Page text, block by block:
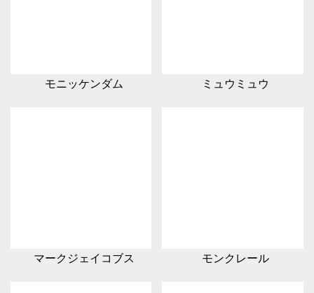
モニッケンダム ミュウミュウ
マークジェイコブス モンクレール